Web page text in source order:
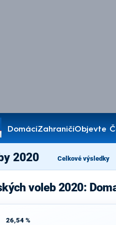
DomácíZahraničíObjevte
Pořady
2020 Celkové výsledky
voleb 2020:
26,54 %